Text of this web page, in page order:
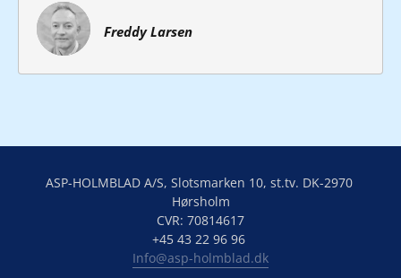
Freddy Larsen
ASP-HOLMBLAD A/S, Slotsmarken 10, st.tv. DK-2970
Hørsholm
CVR: 70814617
Info@asp-holmblad.dk